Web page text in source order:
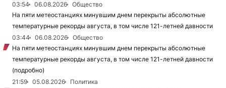
03:54
06.08.2026
Общество
На пяти метеостанциях минувшим днем перекрыты абсолютные
температурные рекорды августа, в том числе 121-летней давности
03:44
06.08.2026
Общество
На пяти метеостанциях минувшим днем перекрыты абсолютные
температурные рекорды августа, в том числе 121-летней давности
(подробно)
21:59
05.08.2026
Политика